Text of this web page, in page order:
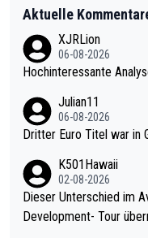
Aktuelle
XJRLion
06-08-2026
Hochinteressante
Julian11
06-08-2026
Dritter Euro Titel war in
K501Hawaii
02-08-2026
Dieser Unterschied im Average
Development- Tour